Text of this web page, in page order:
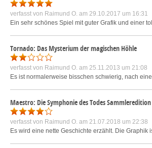
verfasst von Raimund O. am 29.10.2017 um 16:31
Ein sehr schönes Spiel mit guter Grafik und einer
Tornado: Das Mysterium der magischen Höhle
verfasst von Raimund O. am 25.11.2013 um 21:08
Es ist normalerweise bisschen schwierig, nach
Maestro: Die Symphonie des Todes Sammleredition
verfasst von Raimund O. am 21.07.2018 um 22:38
Es wird eine nette Geschichte erzählt. Die